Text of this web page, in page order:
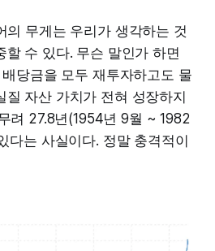
의 무게는 우리가 생각하는 것
할 수 있다. 무슨 말인가 하면
당금을 모두 재투자하고도 물
질 자산 가치가 전혀 성장하지
려 27.8년(1954년 9월 ~ 1982
다는 사실이다. 정말 충격적이